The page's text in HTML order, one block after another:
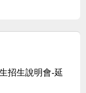
招生說明會-延